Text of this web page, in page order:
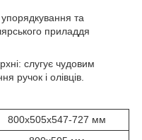
та
приладдя
слугує чудовим
ручок і олівців.
800x505x547-727 мм